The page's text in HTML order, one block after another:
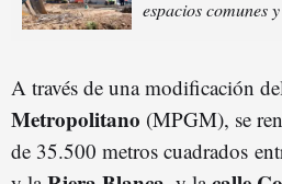
espacios comunes
A través de una modificación
Metropolitano (MPGM), se
de 35.500 metros cuadrados